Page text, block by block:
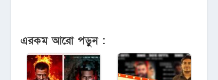
এরকম আরো পড়ুন :